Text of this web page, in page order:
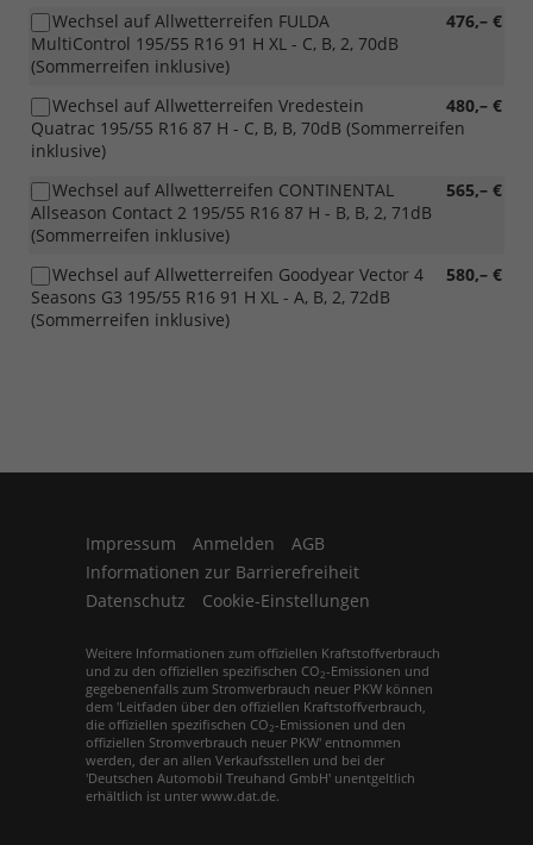
476,– €
Wechsel auf Allwetterreifen FULDA
MultiControl 195/55 R16 91 H XL - C, B, 2, 70dB
(Sommerreifen inklusive)
480,– €
Wechsel auf Allwetterreifen Vredestein
Quatrac 195/55 R16 87 H - C, B, B, 70dB (Sommerreifen
inklusive)
565,– €
Wechsel auf Allwetterreifen CONTINENTAL
Allseason Contact 2 195/55 R16 87 H - B, B, 2, 71dB
(Sommerreifen inklusive)
580,– €
Wechsel auf Allwetterreifen Goodyear Vector 4
Seasons G3 195/55 R16 91 H XL - A, B, 2, 72dB
(Sommerreifen inklusive)
Impressum Anmelden
AGB
Informationen zur Barrierefreiheit
Datenschutz
Cookie-Einstellungen
Weitere Informationen zum offiziellen Kraftstoffverbrauch
und zu den offiziellen spezifischen CO 2-Emissionen und
gegebenenfalls zum Stromverbrauch neuer PKW können
dem 'Leitfaden über den offiziellen Kraftstoffverbrauch,
die offiziellen spezifischen CO 2-Emissionen und den
offiziellen Stromverbrauch neuer PKW' entnommen
werden, der an allen Verkaufsstellen und bei der
'Deutschen Automobil Treuhand GmbH' unentgeltlich
erhältlich ist unter www.dat.de.